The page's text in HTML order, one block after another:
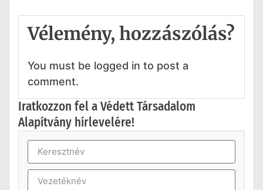
Vélemény, hozzászólás?
You must be logged in to post a
comment.
Iratkozzon fel a Védett Társadalom
Alapítvány hírlevelére!